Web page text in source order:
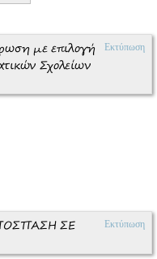
Εκτύπωση
με επιλογή
Σχολείων
Εκτύπωση
ΣΕ